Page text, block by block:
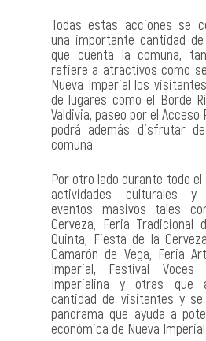
Todas estas acciones se
una importante cantidad
que cuenta la comuna,
refiere a atractivos como
Nueva Imperial los
de lugares como el Borde
Valdivia, paseo por el Acceso
podrá además disfrutar
comuna.
Por otro lado durante todo
actividades culturales
eventos masivos tales
Cerveza, Feria Tradicional
Quinta, Fiesta de la
Camarón de Vega, Feria
Imperial, Festival
Imperialina y otras que
cantidad de visitantes y
panorama que ayuda a
económica de Nueva Imperial.